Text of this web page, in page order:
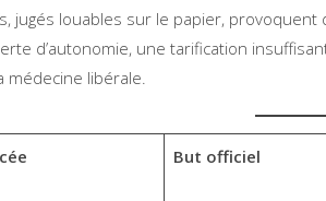
jugés louables sur le papier,
d’autonomie, une tarification
médecine libérale.
But officiel